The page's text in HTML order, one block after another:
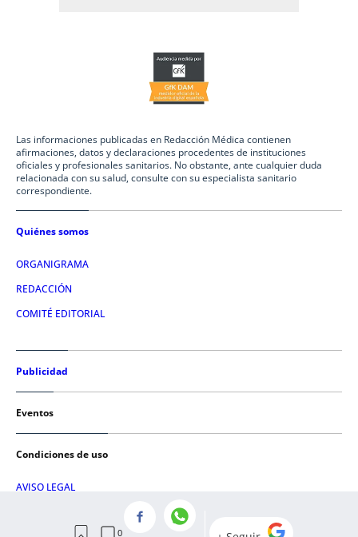
Las informaciones publicadas en Redacción Médica contienen
afirmaciones, datos y declaraciones procedentes de instituciones
oficiales y profesionales sanitarios. No obstante, ante cualquier duda
relacionada con su salud, consulte con su especialista sanitario
correspondiente.
Quiénes somos
ORGANIGRAMA
REDACCIÓN
COMITÉ EDITORIAL
Publicidad
Eventos
Condiciones de uso
AVISO LEGAL